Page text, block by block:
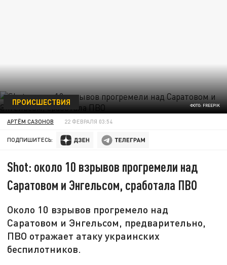
ФОТО: FREEPIK
ПРОИСШЕСТВИЯ
АРТЁМ САЗОНОВ 22 ФЕВРАЛЯ 03:54
ПОДПИШИТЕСЬ:
Shot: около 10 взрывов прогремели над
Саратовом и Энгельсом, сработала ПВО
Около 10 взрывов прогремело над
Саратовом и Энгельсом, предварительно,
ПВО отражает атаку украинских
беспилотников.